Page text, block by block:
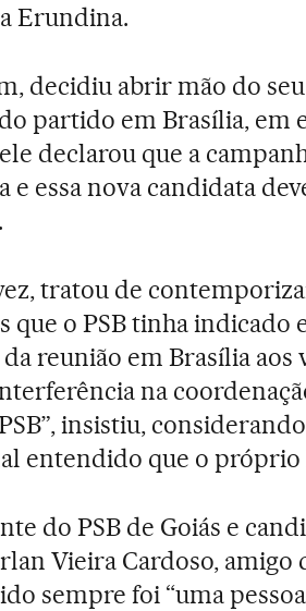
Erundina.
decidiu abrir mão do
partido em Brasília, em
declarou que a
e essa nova candidata
tratou de
que o PSB tinha indicado
reunião em Brasília aos
na
insistiu,
entendido que o próprio
do PSB de Goiás e
Vieira Cardoso, amigo
sempre foi “uma